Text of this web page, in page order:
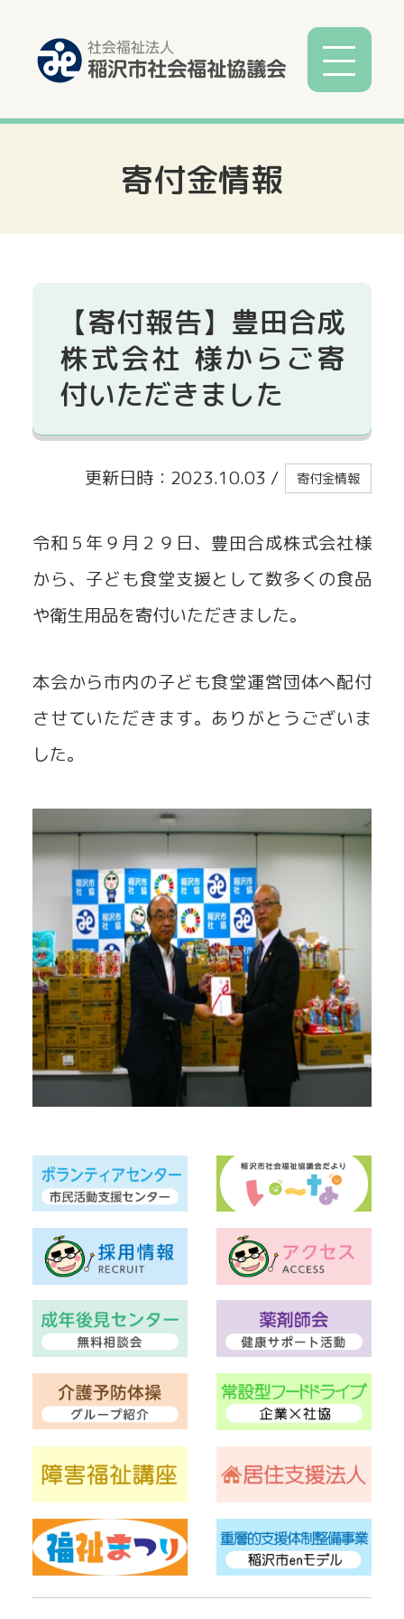
社協とは
社協事業
サービス
寄付募金
寄付金情報
【寄付報告】豊田合成
株式会社 様からご寄
付いただきました
更新日時：2023.10.03 / 寄付金情報
令和５年９月２９日、豊田合成株式会社様
から、子ども食堂支援として数多くの食品
や衛生用品を寄付いただきました。
本会から市内の子ども食堂運営団体へ配付
させていただきます。ありがとうございま
した。